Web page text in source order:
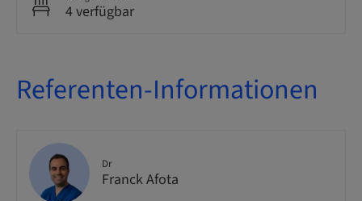
4 verfügbar
Referenten-Informationen
Dr
Franck Afota